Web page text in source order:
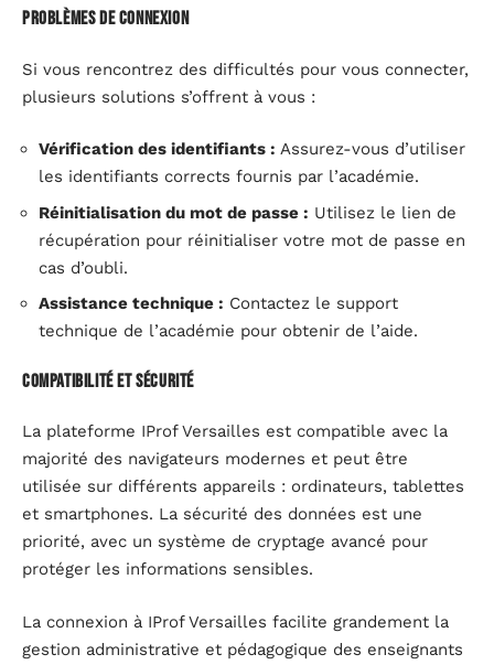
Problèmes de connexion
Si vous rencontrez des difficultés pour vous connecter,
plusieurs solutions s’offrent à vous :
Vérification des identifiants : Assurez-vous d’utiliser
les identifiants corrects fournis par l’académie.
Réinitialisation du mot de passe : Utilisez le lien de
récupération pour réinitialiser votre mot de passe en
cas d’oubli.
Assistance technique : Contactez le support
technique de l’académie pour obtenir de l’aide.
Compatibilité et sécurité
La plateforme IProf Versailles est compatible avec la
majorité des navigateurs modernes et peut être
utilisée sur différents appareils : ordinateurs, tablettes
et smartphones. La sécurité des données est une
priorité, avec un système de cryptage avancé pour
protéger les informations sensibles.
La connexion à IProf Versailles facilite grandement la
gestion administrative et pédagogique des enseignants